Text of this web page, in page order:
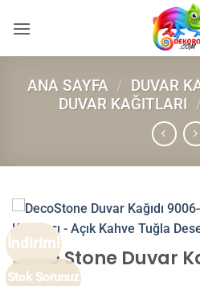
atla
ANA SAYFA / DUVAR
DUVAR KAĞITLARI
İndirim!
Stok Sorunuz
Deco Stone Duvar